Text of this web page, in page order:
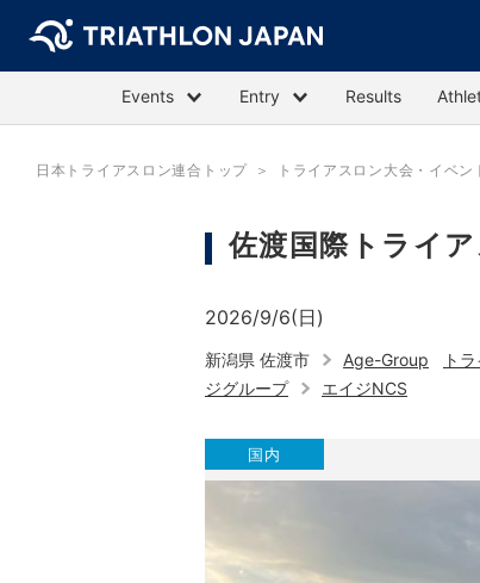
Events Entry Results
日本トライアスロン連合トップ トライアスロン大会・イベ
佐渡国際トライア
2026/9/6(日)
新潟県 佐渡市 Age-Group ト
ジグループ
エイジNCS
国内